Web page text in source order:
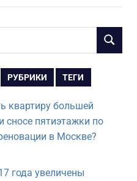
ПОИСК
РУБРИКИ ТЕГИ
квартиру большей
сносе пятиэтажки по
в Москве?
года увеличены